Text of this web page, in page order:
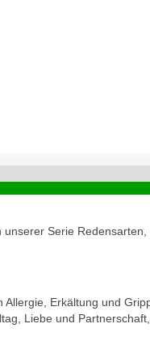
Serie
Erkältung und
Liebe und